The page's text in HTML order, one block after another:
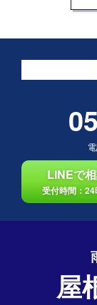
LINEで
受付時間：
屋